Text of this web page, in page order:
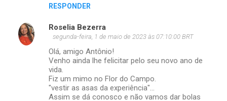
RESPONDER
Roselia Bezerra
segunda-feira, 1 de maio de 2023 às 07:10:00 BRT
Olá, amigo Antônio!
Venho ainda lhe felicitar pelo seu novo ano de
vida.
Fiz um mimo no Flor do Campo.
"vestir as asas da experiência"...
Assim se dá conosco e não vamos dar bolas